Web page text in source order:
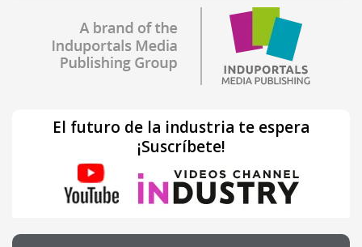
El futuro de la industria te espera
¡Suscríbete!